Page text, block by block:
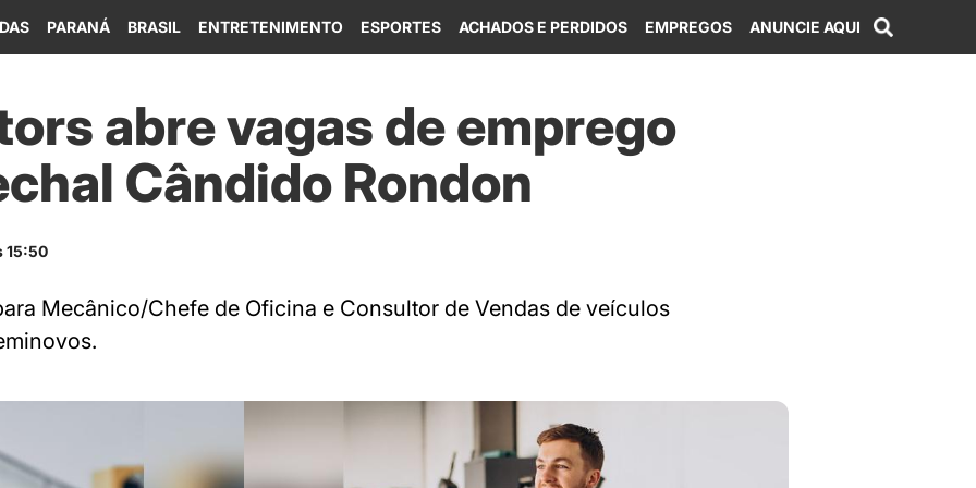
PARANÁ BRASIL ENTRETENIMENTO ESPORTES ACHADOS E PERDIDOS EMPREGOS ANUNCIE AQUI
abre vagas de emprego
Cândido Rondon
15:50
Mecânico/Chefe de Oficina e Consultor de Vendas de veículos